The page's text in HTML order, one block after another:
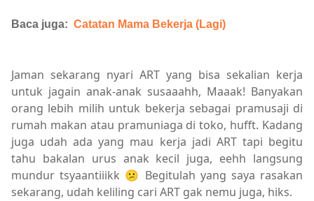
Baca juga: Catatan Mama Bekerja (Lagi)
Jaman sekarang nyari ART yang bisa sekalian kerja
untuk jagain anak-anak susaaahh, Maaak! Banyakan
orang lebih milih untuk bekerja sebagai pramusaji di
rumah makan atau pramuniaga di toko, hufft. Kadang
juga udah ada yang mau kerja jadi ART tapi begitu
tahu bakalan urus anak kecil juga, eehh langsung
mundur tsyaantiiikk 😕 Begitulah yang saya rasakan
sekarang, udah keliling cari ART gak nemu juga, hiks.